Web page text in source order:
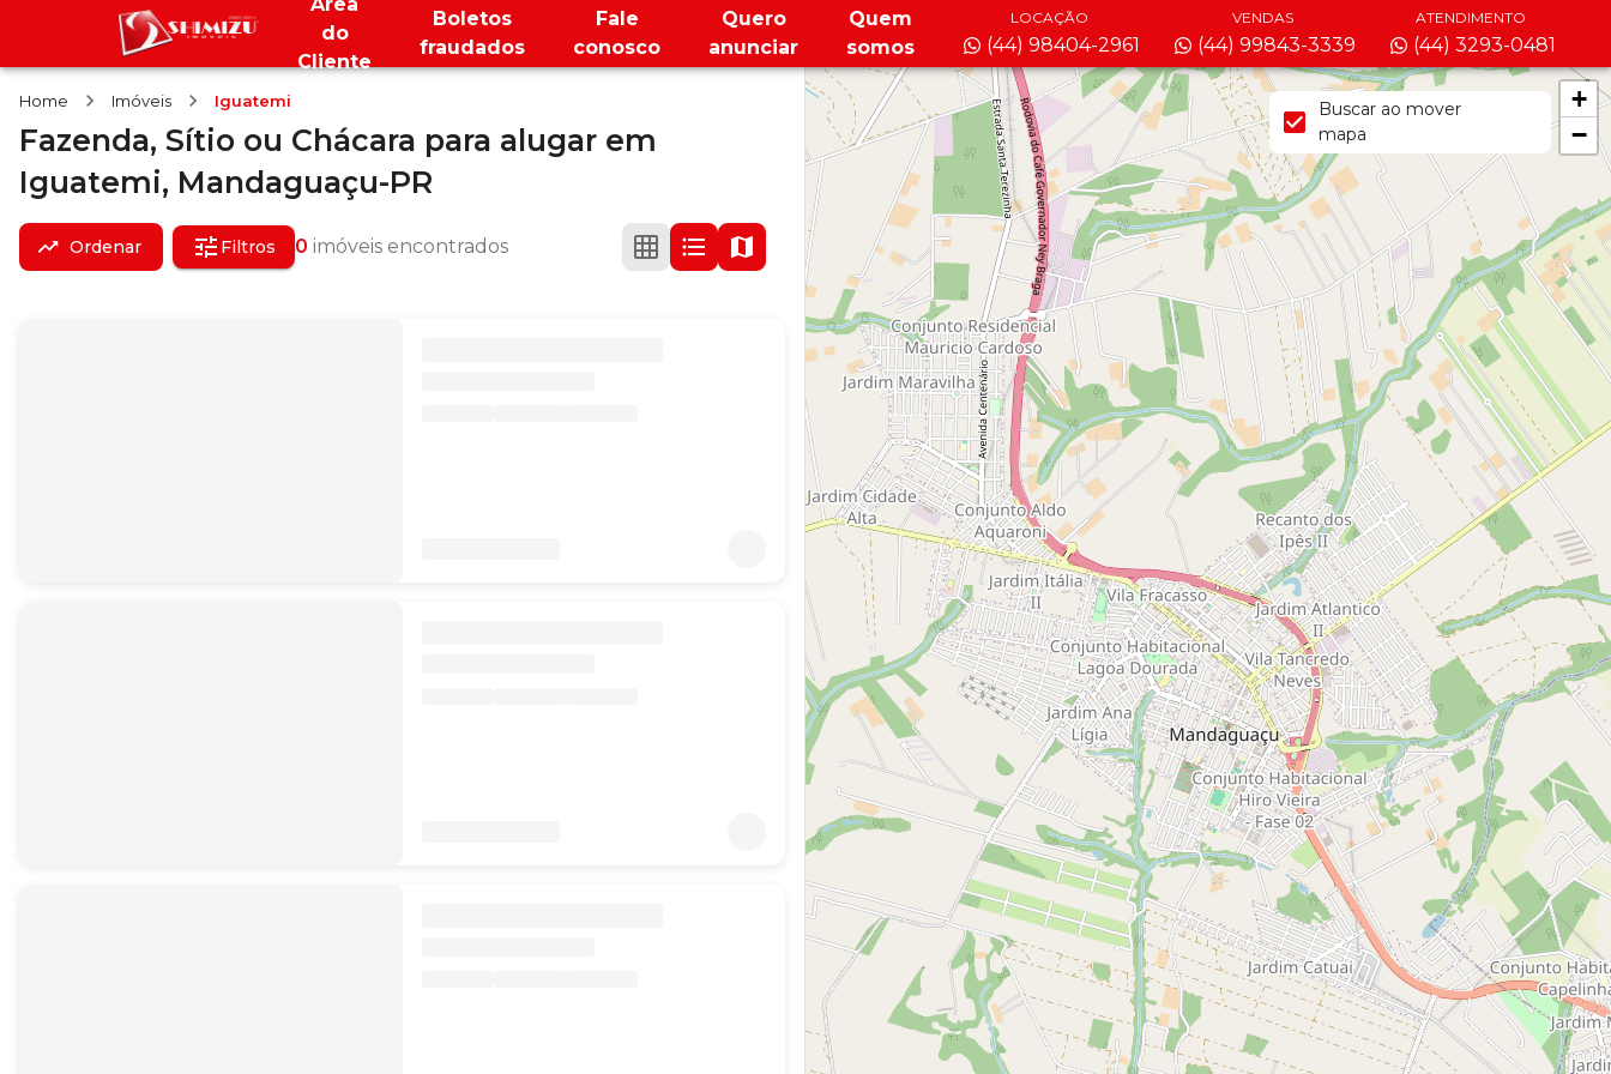
do
Cliente
Boletos
fraudados
Fale
conosco
Quero
anunciar
Quem
somos
LOCAÇÃO
(44) 98404-2961
VENDAS
(44) 99843-3339
ATENDIMENTO
(44) 3293-0481
Home Imóveis Iguatemi
Fazenda, Sítio ou Chácara para alugar em
Iguatemi, Mandaguaçu-PR
Ordenar Filtros 0 imóveis encontrados
+
−
Buscar ao mover
mapa